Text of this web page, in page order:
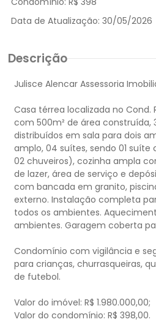
Data de Atualização: 30/05/2026
Descrição
Julisce Alencar Assessoria
Casa térrea localizada no Cond.
com 500m² de área construída,
distribuídos em sala para dois
amplo, 04 suítes, sendo 01
02 chuveiros), cozinha ampla
de lazer, área de serviço e
com bancada em granito,
externo. Instalação completa
todos os ambientes.
ambientes. Garagem coberta
Condomínio com vigilância e
para crianças, churrasqueiras,
de futebol.
Valor do imóvel: R$ 1.980.000,00;
Valor do condomínio: R$ 398,00.